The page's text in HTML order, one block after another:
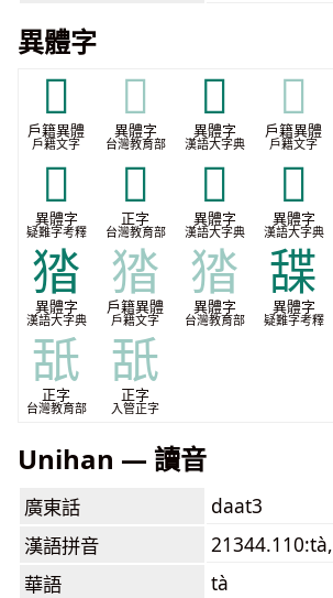
異體字
𤝓
戶籍異體
戶籍文字
𤝓
異體字
台灣教育部
𤝰
異體字
漢語大字典
𤝰
戶籍異體
戶籍文字
𤞳
異體字
疑難字考釋
𤠟
正字
台灣教育部
𤠡
異體字
漢語大字典
𦧟
異體字
漢語大字典
㹺
異體字
漢語大字典
㹺
戶籍異體
戶籍文字
㹺
異體字
台灣教育部
䑜
異體字
疑難字考釋
舐
正字
台灣教育部
舐
正字
入管正字
Unihan — 讀音
廣東話
daat3
漢語拼音
華語
tà